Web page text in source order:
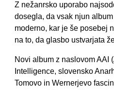
Z nežanrsko uporabo
dosegla, da vsak njun
moderno, kar je še posebej
na to, da glasbo ustvarjata
Novi album z naslovom AAI
Intelligence, slovensko
Tomovo in Wernerjevo